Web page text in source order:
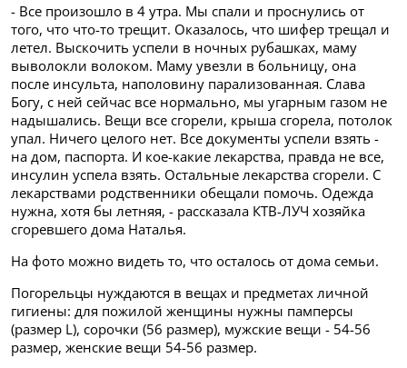
- Все произошло в 4 утра. Мы спали и проснулись от
того, что что-то трещит. Оказалось, что шифер трещал и
летел. Выскочить успели в ночных рубашках, маму
выволокли волоком. Маму увезли в больницу, она
после инсульта, наполовину парализованная. Слава
Богу, с ней сейчас все нормально, мы угарным газом не
надышались. Вещи все сгорели, крыша сгорела, потолок
упал. Ничего целого нет. Все документы успели взять -
на дом, паспорта. И кое-какие лекарства, правда не все,
инсулин успела взять. Остальные лекарства сгорели. С
лекарствами родственники обещали помочь. Одежда
нужна, хотя бы летняя, - рассказала КТВ-ЛУЧ хозяйка
сгоревшего дома Наталья.
На фото можно видеть то, что осталось от дома семьи.
Погорельцы нуждаются в вещах и предметах личной
гигиены: для пожилой женщины нужны памперсы
(размер L), сорочки (56 размер), мужские вещи - 54-56
размер, женские вещи 54-56 размер.